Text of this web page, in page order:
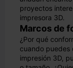
proyectos
impresora 3D.
Marcos de
¿Por qué
cuando puedes
impresión 3D,